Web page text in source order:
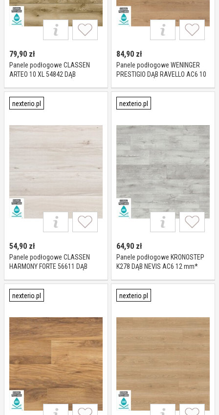
79,90 zł
Panele podłogowe CLASSEN
ARTEO 10 XL 54842 DĄB
84,90 zł
Panele podłogowe WENINGER
PRESTIGIO DĄB RAVELLO AC6 10
nexterio.pl
54,90 zł
Panele podłogowe CLASSEN
HARMONY FORTE 56611 DĄB
nexterio.pl
64,90 zł
Panele podłogowe KRONOSTEP
K278 DĄB NEVIS AC6 12 mm*
nexterio.pl nexterio.pl